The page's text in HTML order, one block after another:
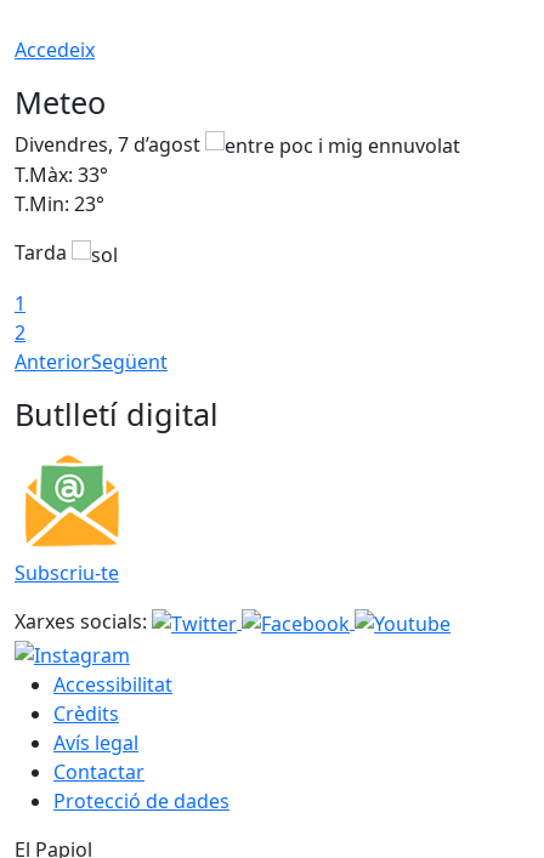
Accedeix
Meteo
Divendres, 7 d’agost
T.Màx: 33°
T.Min: 23°
Tarda
1
2
AnteriorSegüent
Butlletí digital
Subscriu-te
Xarxes socials:
Accessibilitat
Crèdits
Avís legal
Contactar
Protecció de dades
El Papiol